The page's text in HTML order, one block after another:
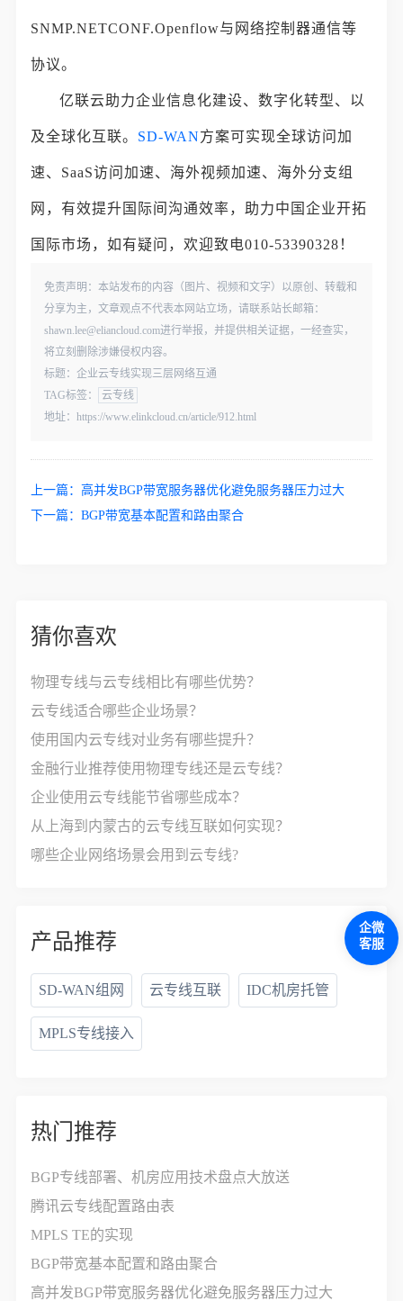
SNMP.NETCONF.Openflow与网络控制器通信等
协议。
亿联云助力企业信息化建设、数字化转型、以
及全球化互联。 SD-WAN方案可实现全球访问加
速、SaaS访问加速、海外视频加速、海外分支组
网，有效提升国际间沟通效率，助力中国企业开拓
国际市场，如有疑问，欢迎致电010-53390328！
免责声明：本站发布的内容（图片、视频和文字）以原创、转载和
分享为主，文章观点不代表本网站立场，请联系站长邮箱：
shawn.lee@eliancloud.com进行举报，并提供相关证据，一经查实，
将立刻删除涉嫌侵权内容。
标题：企业云专线实现三层网络互通
TAG标签：
云专线
地址：https://www.elinkcloud.cn/article/912.html
上一篇： 高并发BGP带宽服务器优化避免服务器压力过大
下一篇：BGP带宽基本配置和路由聚合
猜你喜欢
物理专线与云专线相比有哪些优势？
云专线适合哪些企业场景？
使用国内云专线对业务有哪些提升？
金融行业推荐使用物理专线还是云专线？
企业使用云专线能节省哪些成本？
从上海到内蒙古的云专线互联如何实现？
哪些企业网络场景会用到云专线?
产品推荐
SD-WAN组网 云专线互联 IDC机房托管
MPLS专线接入
热门推荐
BGP专线部署、机房应用技术盘点大放送
腾讯云专线配置路由表
MPLS TE的实现
BGP带宽基本配置和路由聚合
高并发BGP带宽服务器优化避免服务器压力过大
企微
客服